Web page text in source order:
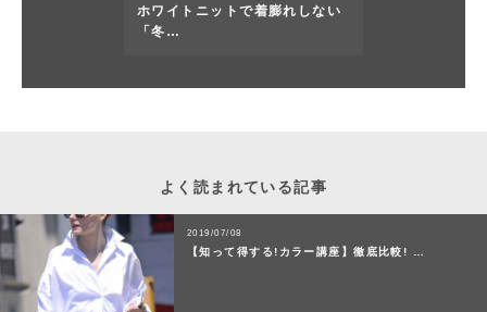
よく読まれている記事
2019/07/08
【知って得する!カラー講座】徹底比較! …
ホワイトニットで着膨れしない
「冬…